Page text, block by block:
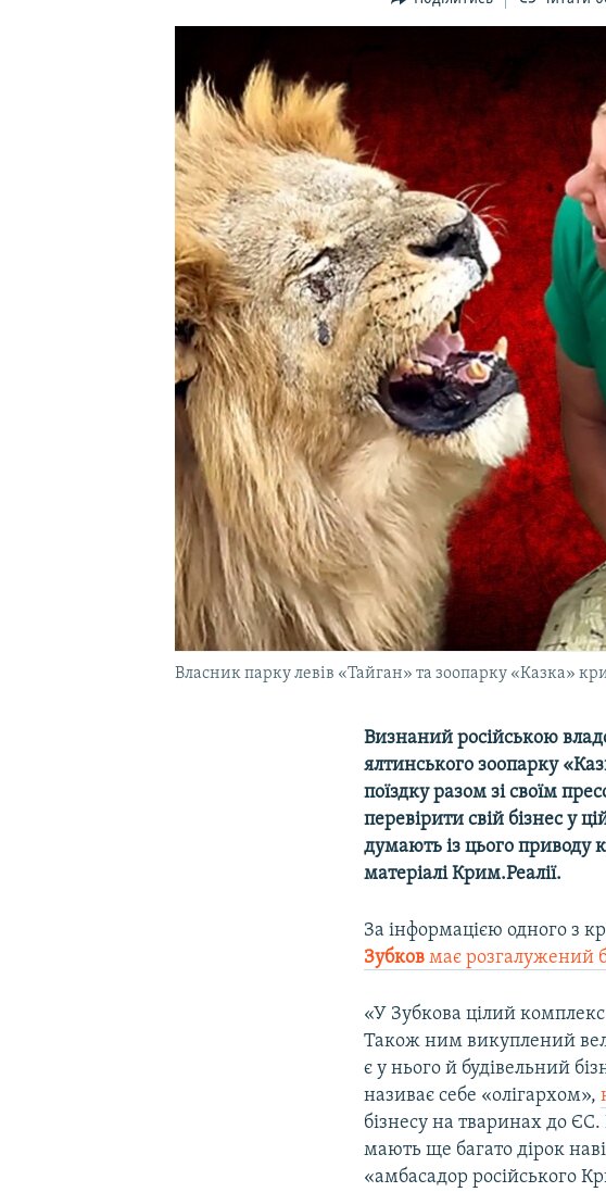
УКРАЇНСЬКА ПРОБЛЕМА КРИМУ
Власник парку левів «Тайган» та зоопарку «Казка»
Визнаний російською
ялтинського зоопарку
поїздку разом зі своїм
перевірити свій бізнес у
думають із цього приводу
матеріалі Крим.Реалії.
За інформацією одного з
Зубков має розгалужений
«У Зубкова цілий
Також ним викуплений
є у нього й будівельний
називає себе «олігархом»,
бізнесу на тваринах до
мають ще багато дірок
«амбасадор російського